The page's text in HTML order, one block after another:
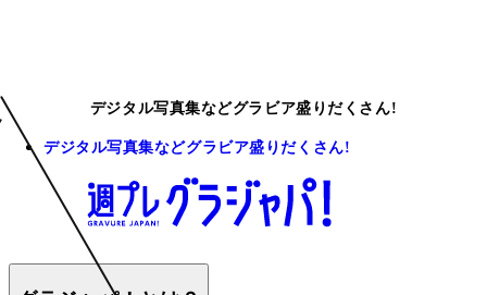
デジタル写真集などグラビア盛りだくさん!
デジタル写真集などグラビア盛りだくさん!